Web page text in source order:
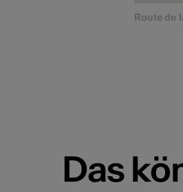
Route de
Das